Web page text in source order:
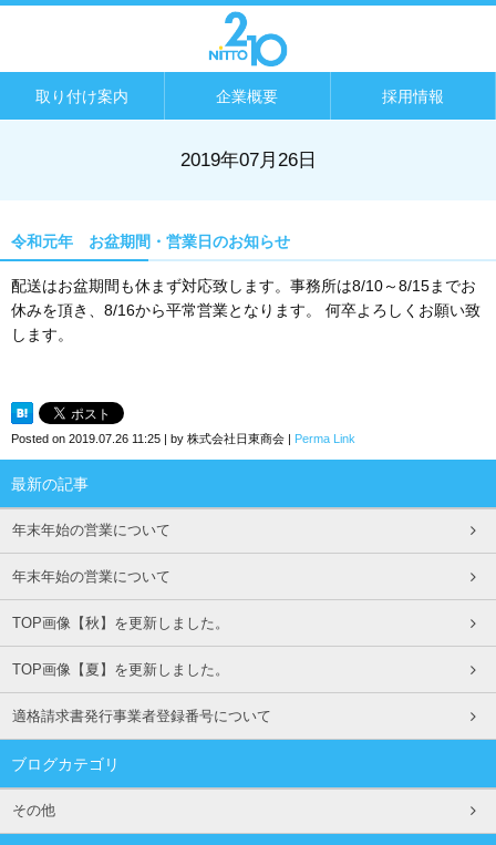
取り付け案内 企業概要 採用情報
2019年07月26日
令和元年 お盆期間・営業日のお知らせ
配送はお盆期間も休まず対応致します。事務所は8/10～8/15までお
休みを頂き、8/16から平常営業となります。 何卒よろしくお願い致
します。
Posted on 2019.07.26 11:25 | by 株式会社日東商会 | Perma Link
最新の記事
年末年始の営業について
年末年始の営業について
TOP画像【秋】を更新しました。
TOP画像【夏】を更新しました。
適格請求書発行事業者登録番号について
ブログカテゴリ
その他